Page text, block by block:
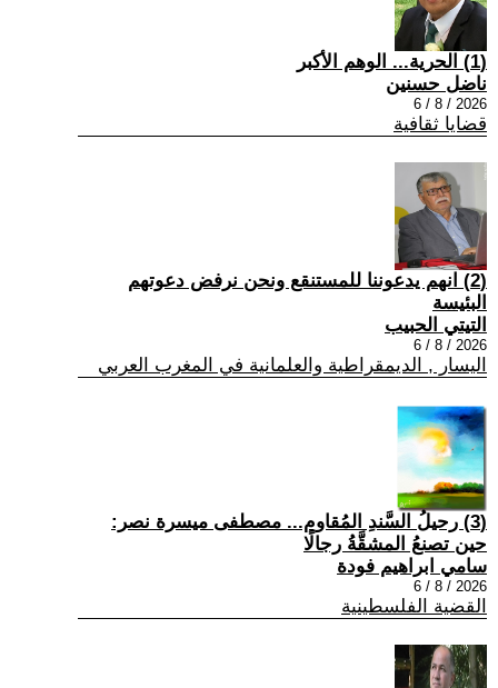
(1) الحرية... الوهم الأكبر
ناضل حسنين
2026 / 8 / 6
قضايا ثقافية
(2) انهم يدعوننا للمستنقع ونحن نرفض دعوتهم
البئيسة
التيتي الحبيب
2026 / 8 / 6
اليسار , الديمقراطية والعلمانية في المغرب العربي
(3) رحيلُ السَّندِ المُقاوم... مصطفى ميسرة نصر:
حين تصنعُ المشقَّةُ رجالًا
سامي ابراهيم فودة
2026 / 8 / 6
القضية الفلسطينية